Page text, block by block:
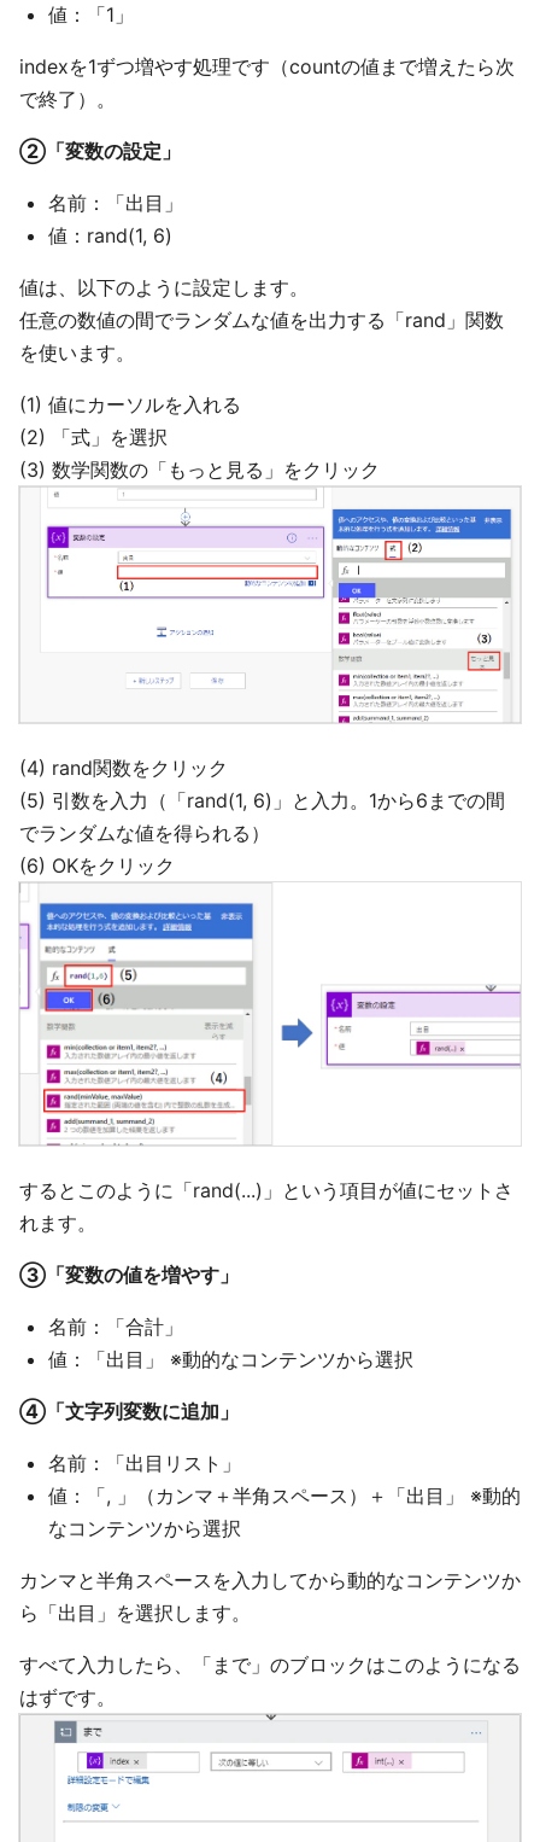
値：「1」
indexを1ずつ増やす処理です（countの値まで増えたら次
で終了）。
②「変数の設定」
名前：「出目」
値：rand(1, 6)
値は、以下のように設定します。
任意の数値の間でランダムな値を出力する「rand」関数
を使います。
(1) 値にカーソルを入れる
(2) 「式」を選択
(3) 数学関数の「もっと見る」をクリック
(4) rand関数をクリック
(5) 引数を入力（「rand(1, 6)」と入力。1から6までの間
でランダムな値を得られる）
(6) OKをクリック
するとこのように「rand(...)」という項目が値にセットさ
れます。
③「変数の値を増やす」
名前：「合計」
値：「出目」 ※動的なコンテンツから選択
④「文字列変数に追加」
名前：「出目リスト」
値：「, 」（カンマ＋半角スペース）＋「出目」 ※動的
なコンテンツから選択
カンマと半角スペースを入力してから動的なコンテンツか
ら「出目」を選択します。
すべて入力したら、「まで」のブロックはこのようになる
はずです。